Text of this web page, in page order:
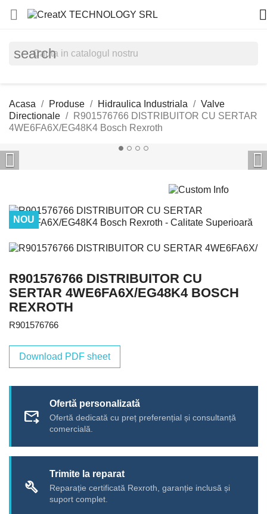
 
search
Acasa Produse Hidraulica Industriala
Valve
Directionale
R901576766 DISTRIBUITOR CU SERTAR
4WE6FA6X/EG48K4 Bosch Rexroth
 
NOU
R901576766 DISTRIBUITOR CU
SERTAR 4WE6FA6X/EG48K4 BOSCH
REXROTH
R901576766
Download PDF sheet
forward_to_inbox
Ofertă personalizată
Ofertă dedicată cu preț preferențial și consultanță
comercială.
build
Trimite la reparat
Reparație certificată Rexroth, garanție inclusă și
suport complet.